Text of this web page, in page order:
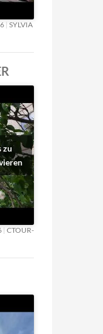
SYLVIA
zu
CTOUR-